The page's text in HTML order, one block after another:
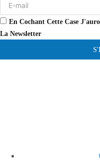
En Cochant Cette Case
La Newsletter